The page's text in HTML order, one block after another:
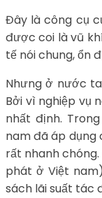
Đây là công cụ
được coi là vũ
tế nói chung, ổn
Nhưng ở nước
Bởi vì nghiệp vụ
nhất định.
nam đã áp dụng
rất nhanh
phát ở Việt
sách lãi suất tác